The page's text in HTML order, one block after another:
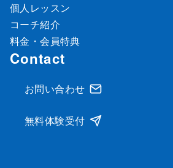
個人レッスン
コーチ紹介
料金・会員特典
Contact
お問い合わせ
無料体験受付